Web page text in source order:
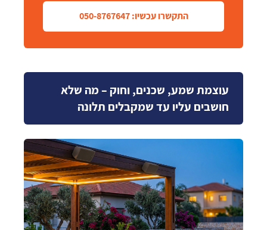
התקשרו עכשיו: 050-8767647
עוצמת שמע, שכנים, וחוק – מה שלא
חושבים עליו עד שמקבלים תלונה